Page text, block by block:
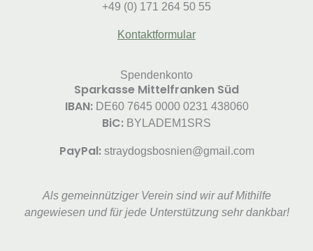
+49 (0) 171 264 50 55
Kontaktformular
Spendenkonto
Sparkasse Mittelfranken Süd
IBAN: DE60 7645 0000 0231 438060
BiC: BYLADEM1SRS
PayPal:straydogsbosnien@gmail.com
Als gemeinnütziger Verein sind wir auf Mithilfe
angewiesen und für jede Unterstützung sehr dankbar!